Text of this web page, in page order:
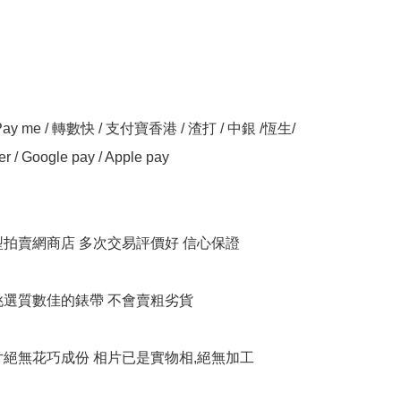
me / 轉數快 / 支付寶香港 / 渣打 / 中銀 /恆生/
/ Google pay / Apple pay
賣網商店 多次交易評價好 信心保證
質數佳的錶帶 不會賣粗劣貨
無花巧成份 相片已是實物相,絕無加工